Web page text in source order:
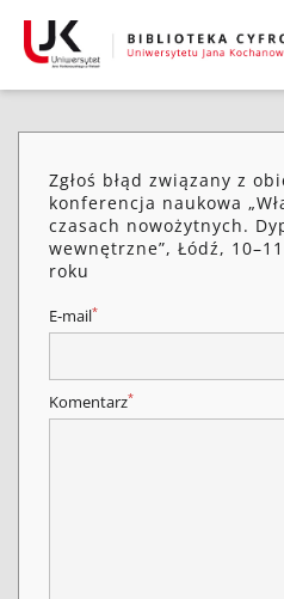
Zgłoś błąd związany z
konferencja naukowa
czasach nowożytnych.
wewnętrzne”, Łódź,
roku
E-mail*
Komentarz*